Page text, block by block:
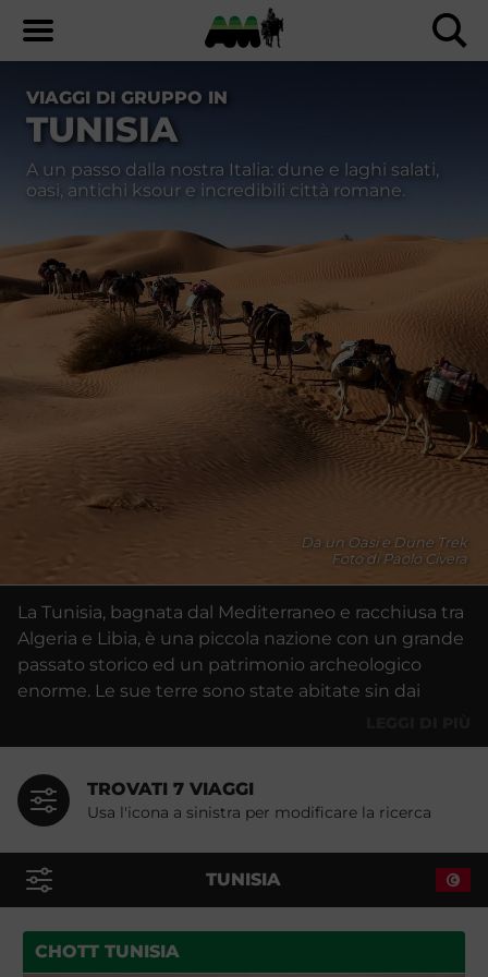
VIAGGI DI GRUPPO IN
TUNISIA
A un passo dalla nostra Italia: dune e laghi salati,
oasi, antichi ksour e incredibili città romane.
Da un Oasi e Dune Trek
Foto di Paolo Civera
La Tunisia, bagnata dal Mediterraneo e racchiusa tra
Algeria e Libia, è una piccola nazione con un grande
passato storico ed un patrimonio archeologico
enorme. Le sue terre sono state abitate sin dai
mano dei fenici, la grande Cartagine. E’ una terra
culture: quella berbera sedentaria, quella araba
nomade.
nord a sud, i due aspetti di questo paese. Il nord è
riservato soprattutto agli appassionati di
archeologia: le rovine di Cartagine, ormai
TROVATI 7 VIAGGI
Usa l'icona a sinistra per modificare la ricerca
TUNISIA
CHOTT TUNISIA